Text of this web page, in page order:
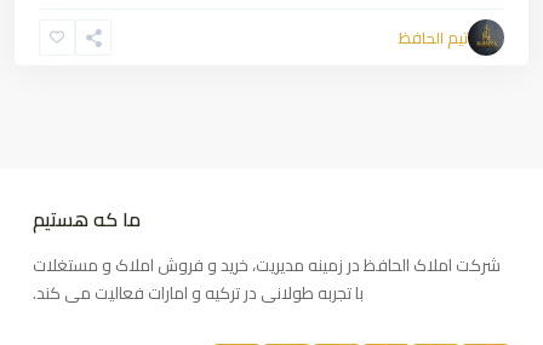
تیم الحافظ
ما که هستیم
شرکت املاک الحافظ در زمینه مدیریت، خرید و فروش املاک و مستغلات
با تجربه طولانی در ترکیه و امارات فعالیت می کند.